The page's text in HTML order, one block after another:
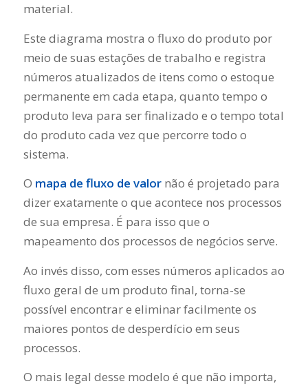
material.
Este diagrama mostra o fluxo do produto por
meio de suas estações de trabalho e registra
números atualizados de itens como o estoque
permanente em cada etapa, quanto tempo o
produto leva para ser finalizado e o tempo total
do produto cada vez que percorre todo o
sistema.
O mapa de fluxo de valornão é projetado para
dizer exatamente o que acontece nos processos
de sua empresa. É para isso que o
mapeamento dos processos de negócios serve.
Ao invés disso, com esses números aplicados ao
fluxo geral de um produto final, torna-se
possível encontrar e eliminar facilmente os
maiores pontos de desperdício em seus
processos.
O mais legal desse modelo é que não importa,